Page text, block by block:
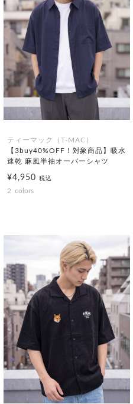
ティーマック（T-MAC）
【3buy40%OFF！対象商品】吸水
速乾 麻風半袖オーバーシャツ
¥4,950 税込
2 colors